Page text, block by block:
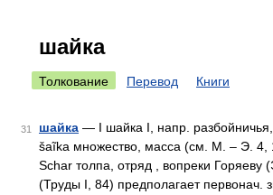
шайка
Толкование Перевод Книги
31 шайка — I шайка I, напр. разбойничья,
šaĩka множество, масса (см. М. – Э. 4,
Sсhаr толпа, отряд , вопреки Горяеву
(Труды I, 84) предполагает первонач.